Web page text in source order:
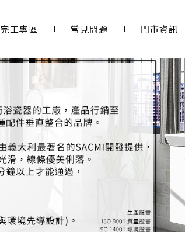
完工專區 常見問題 門市資訊